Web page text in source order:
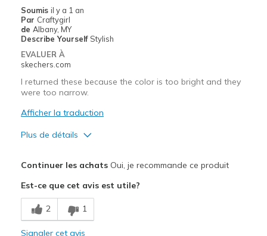
Soumis il y a 1 an
Par Craftygirl
de Albany, MY
Describe Yourself Stylish
EVALUER À
skechers.com
I returned these because the color is too bright and they
were too narrow.
Afficher la traduction
Plus de détails
Width
Sizing
View On Shoes
Continuer les achatsOui, je recommande ce produit
Est-ce que cet avis est utile?
2 1
Signaler cet avis